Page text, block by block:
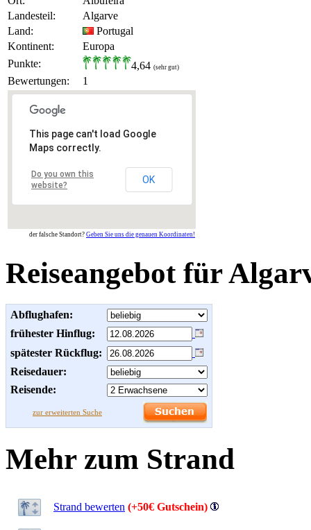
Landesteil:
Algarve
Land:
Portugal
Kontinent:
Europa
Punkte:
4,64 (sehr gut)
Bewertungen: 1
This page can't load Google
Maps correctly.
Do you own this
website?
OK
der falsche Standort? Geben Sie uns die genauen Koordinaten!
Reiseangebot für
Abflughafen:
frühester Hinflug:
spätester Rückflug:
Reisedauer:
Reisende:
zur erweiterten Suche
Mehr zum Strand
Strand bewerten (+50€ Gutschein)